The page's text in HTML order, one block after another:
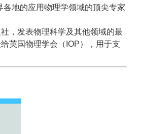
地的应用物理学领域的顶尖专家
，发表物理科学及其他领域的最
英国物理学会（IOP），用于支